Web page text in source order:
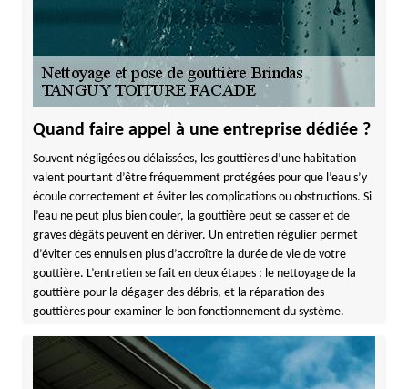
Quand faire appel à une entreprise dédiée ?
Souvent négligées ou délaissées, les gouttières d’une habitation
valent pourtant d’être fréquemment protégées pour que l’eau s’y
écoule correctement et éviter les complications ou obstructions. Si
l’eau ne peut plus bien couler, la gouttière peut se casser et de
graves dégâts peuvent en dériver. Un entretien régulier permet
d’éviter ces ennuis en plus d’accroître la durée de vie de votre
gouttière. L’entretien se fait en deux étapes : le nettoyage de la
gouttière pour la dégager des débris, et la réparation des
gouttières pour examiner le bon fonctionnement du système.